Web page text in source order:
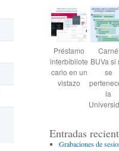
Préstamo
interbibliote
cario en un
vistazo
Carné
BUVa si
se
la
Entradas
Grabaciones de